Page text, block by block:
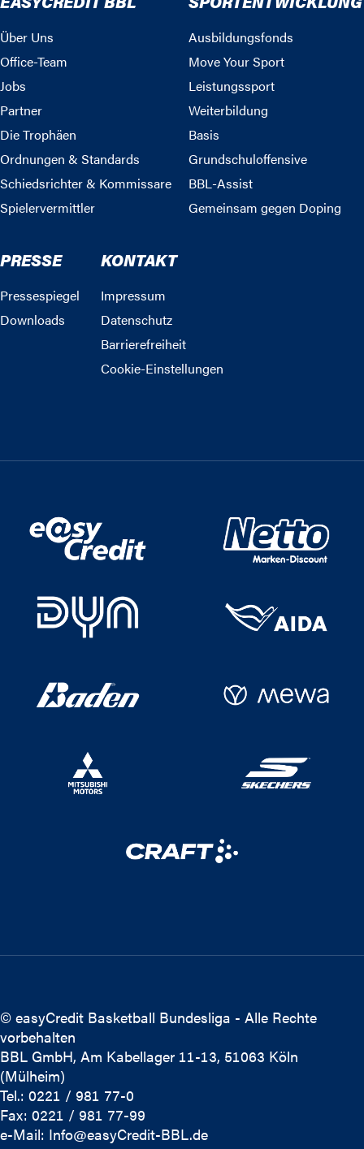
Über Uns
Office-Team
Jobs
Partner
Die Trophäen
Ordnungen & Standards
Schiedsrichter & Kommissare
Spielervermittler
Ausbildungsfonds
Move Your Sport
Leistungssport
Weiterbildung
Basis
Grundschuloffensive
BBL-Assist
Gemeinsam gegen Doping
PRESSE
Pressespiegel
Downloads
KONTAKT
Impressum
Datenschutz
Barrierefreiheit
Cookie-Einstellungen
© easyCredit Basketball Bundesliga - Alle Rechte
vorbehalten
BBL GmbH, Am Kabellager 11-13, 51063 Köln
(Mülheim)
Tel.: 0221 / 981 77-0
Fax: 0221 / 981 77-99
e-Mail: Info@easyCredit-BBL.de